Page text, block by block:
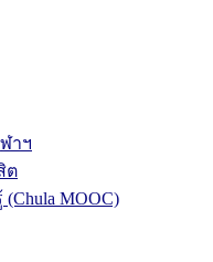
าฯ
ต
MOOC)